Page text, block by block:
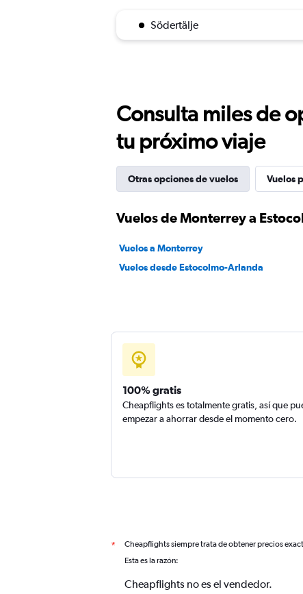
Södertälje
Consulta miles de
tu próximo viaje
Otras opciones de vuelos Vuelos
Vuelos de Monterrey a
Vuelos a Monterrey
Vuelos desde Estocolmo-Arlanda
100% gratis
Cheapflights es totalmente gratis, así que
empezar a ahorrar desde el momento cero.
* Cheapflights siempre trata de obtener precios
Esta es la razón:
Cheapflights no es el vendedor.